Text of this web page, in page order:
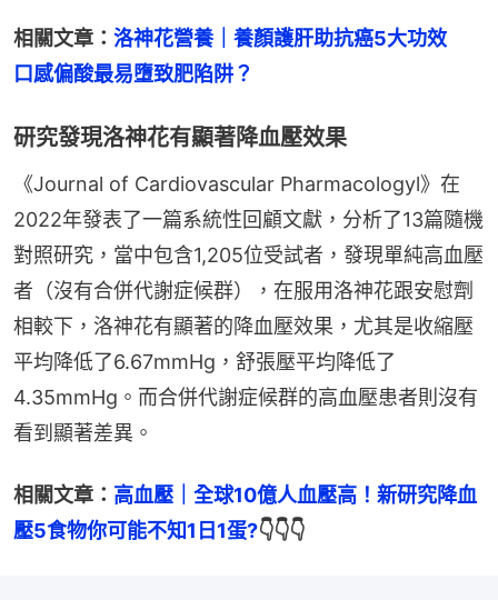
相關文章： 洛神花營養｜養顏護肝助抗癌5大功效
口感偏酸最易墮致肥陷阱？
研究發現洛神花有顯著降血壓效果
《Journal of Cardiovascular Pharmacologyl》在
2022年發表了一篇系統性回顧文獻，分析了13篇隨機
對照研究，當中包含1,205位受試者，發現單純高血壓
者（沒有合併代謝症候群），在服用洛神花跟安慰劑
相較下，洛神花有顯著的降血壓效果，尤其是收縮壓
平均降低了6.67mmHg，舒張壓平均降低了
4.35mmHg。而合併代謝症候群的高血壓患者則沒有
看到顯著差異。
相關文章： 高血壓｜全球10億人血壓高！新研究降血
壓5食物你可能不知1日1蛋?👇👇👇